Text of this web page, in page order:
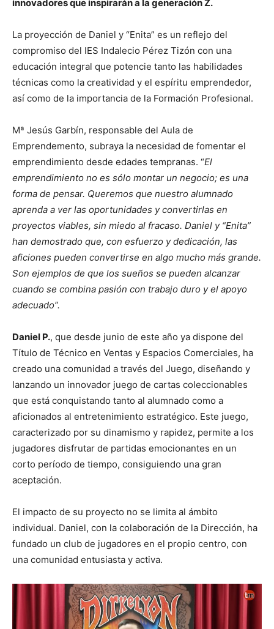
innovadores que inspirarán a la generación Z.
La proyección de Daniel y “Enita” es un reflejo del
compromiso del IES Indalecio Pérez Tizón con una
educación integral que potencie tanto las habilidades
técnicas como la creatividad y el espíritu emprendedor,
así como de la importancia de la Formación Profesional.
Mª Jesús Garbín, responsable del Aula de
Emprendemento, subraya la necesidad de fomentar el
emprendimiento desde edades tempranas. “El
emprendimiento no es sólo montar un negocio; es una
forma de pensar. Queremos que nuestro alumnado
aprenda a ver las oportunidades y convertirlas en
proyectos viables, sin miedo al fracaso. Daniel y “Enita”
han demostrado que, con esfuerzo y dedicación, las
aficiones pueden convertirse en algo mucho más grande.
Son ejemplos de que los sueños se pueden alcanzar
cuando se combina pasión con trabajo duro y el apoyo
adecuado”.
Daniel P., que desde junio de este año ya dispone del
Título de Técnico en Ventas y Espacios Comerciales, ha
creado una comunidad a través del Juego, diseñando y
lanzando un innovador juego de cartas coleccionables
que está conquistando tanto al alumnado como a
aficionados al entretenimiento estratégico. Este juego,
caracterizado por su dinamismo y rapidez, permite a los
jugadores disfrutar de partidas emocionantes en un
corto período de tiempo, consiguiendo una gran
aceptación.
El impacto de su proyecto no se limita al ámbito
individual. Daniel, con la colaboración de la Dirección, ha
fundado un club de jugadores en el propio centro, con
una comunidad entusiasta y activa.